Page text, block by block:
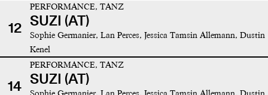
12
PERFORMANCE, TANZ
SUZI (AT)
Sophie Germanier, Lan Perces, Jessica Tamsin Allemann, Dustin
Kenel
14
PERFORMANCE, TANZ
SUZI (AT)